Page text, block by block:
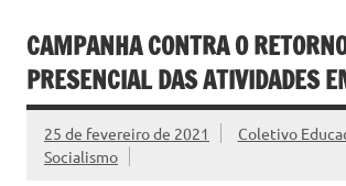
CAMPANHA CONTRA O
PRESENCIAL DAS ATIVIDADES
25 de fevereiro de 2021
Coletivo
Socialismo